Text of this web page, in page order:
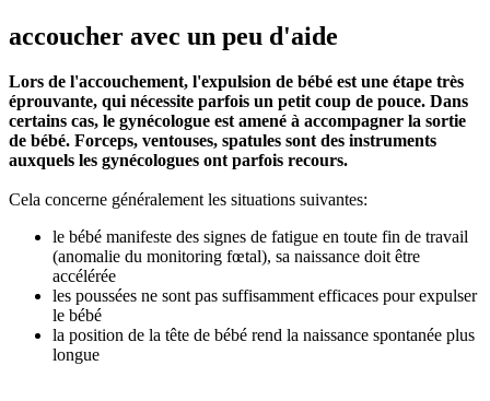
accoucher avec un peu d'aide
Lors de l'accouchement, l'expulsion de bébé est une étape très
éprouvante, qui nécessite parfois un petit coup de pouce. Dans
certains cas, le gynécologue est amené à accompagner la sortie
de bébé. Forceps, ventouses, spatules sont des instruments
auxquels les gynécologues ont parfois recours.
Cela concerne généralement les situations suivantes:
le bébé manifeste des signes de fatigue en toute fin de travail
(anomalie du monitoring fœtal), sa naissance doit être
accélérée
les poussées ne sont pas suffisamment efficaces pour expulser
le bébé
la position de la tête de bébé rend la naissance spontanée plus
longue